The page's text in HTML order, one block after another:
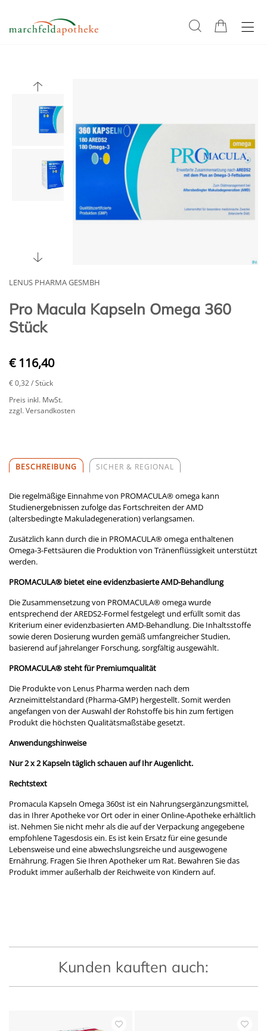
LENUS PHARMA GESMBH
Pro Macula Kapseln Omega 360
Stück
€ 116,40
€ 0,32/ Stück
Preis inkl. MwSt.
zzgl. Versandkosten
BESCHREIBUNG SICHER & REGIONAL
Die regelmäßige Einnahme von PROMACULA®omega kann
Studienergebnissen zufolge das Fortschreiten der AMD
(altersbedingte Makuladegeneration) verlangsamen.
Zusätzlich kann durch die in PROMACULA®omega enthaltenen
Omega-3-Fettsäuren die Produktion von Tränenflüssigkeit unterstützt
werden.
PROMACULA® bietet eine evidenzbasierte AMD-Behandlung
Die Zusammensetzung von PROMACULA®omega wurde
entsprechend der AREDS2-Formel festgelegt und erfüllt somit das
Kriterium einer evidenzbasierten AMD-Behandlung. Die Inhaltsstoffe
sowie deren Dosierung wurden gemäß umfangreicher Studien,
basierend auf jahrelanger Forschung, sorgfältig ausgewählt.
PROMACULA®steht für Premiumqualität
Die Produkte von Lenus Pharma werden nach dem
Arzneimittelstandard (Pharma-GMP) hergestellt. Somit werden
angefangen von der Auswahl der Rohstoffe bis hin zum fertigen
Produkt die höchsten Qualitätsmaßstäbe gesetzt.
Anwendungshinweise
Nur 2 x 2 Kapseln täglich schauen auf Ihr Augenlicht.
Rechtstext
Promacula Kapseln Omega 360st ist ein Nahrungsergänzungsmittel,
das in Ihrer Apotheke vor Ort oder in einer Online-Apotheke erhältlich
ist. Nehmen Sie nicht mehr als die auf der Verpackung angegebene
empfohlene Tagesdosis ein. Es ist kein Ersatz für eine gesunde
Lebensweise und eine abwechslungsreiche und ausgewogene
Ernährung. Fragen Sie Ihren Apotheker um Rat. Bewahren Sie das
Produkt immer außerhalb der Reichweite von Kindern auf.
Kunden kauften auch: